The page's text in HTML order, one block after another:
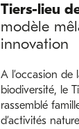
Tiers-lieu
modèle
innovation
A l’occasion de
biodiversité, le
rassemblé
d’activités